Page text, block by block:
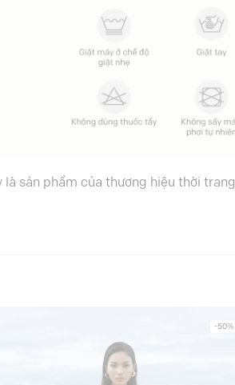
là sản phẩm của thương hiệu thời trang
-50%